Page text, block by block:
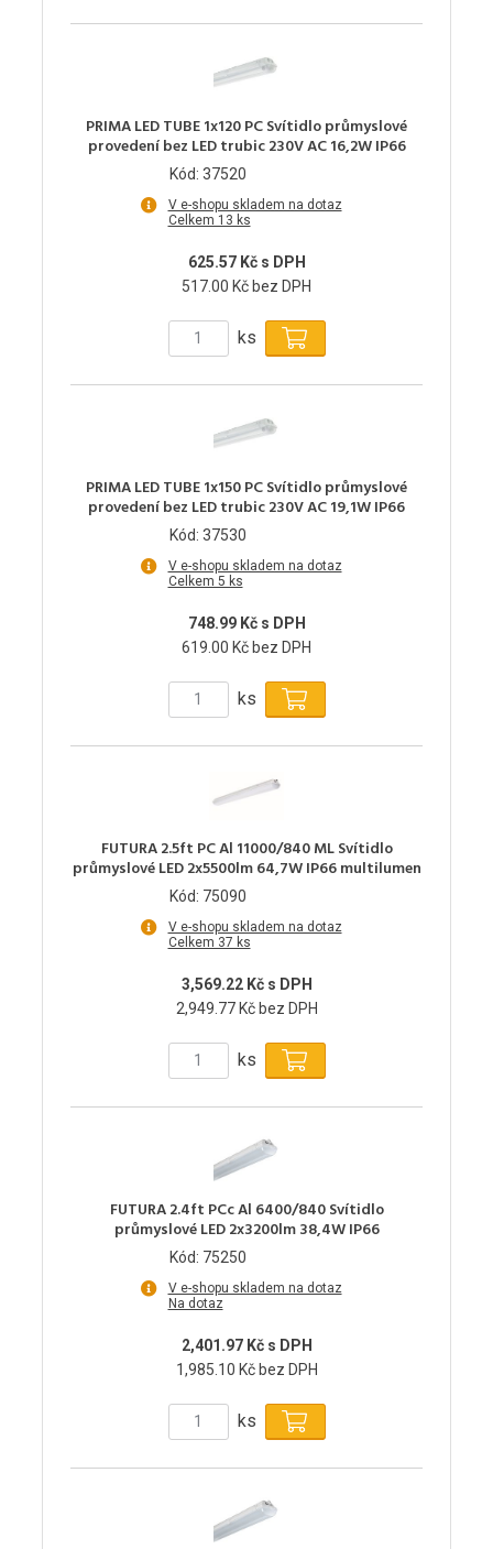
PRIMA LED TUBE 1x120 PC Svítidlo průmyslové
provedení bez LED trubic 230V AC 16,2W IP66
Kód: 37520
V e-shopu skladem na dotaz
Celkem 13 ks
625.57 Kč s DPH
517.00 Kč bez DPH
ks
PRIMA LED TUBE 1x150 PC Svítidlo průmyslové
provedení bez LED trubic 230V AC 19,1W IP66
Kód: 37530
V e-shopu skladem na dotaz
Celkem 5 ks
748.99 Kč s DPH
619.00 Kč bez DPH
ks
FUTURA 2.5ft PC Al 11000/840 ML Svítidlo
průmyslové LED 2x5500lm 64,7W IP66 multilumen
Kód: 75090
V e-shopu skladem na dotaz
Celkem 37 ks
3,569.22 Kč s DPH
2,949.77 Kč bez DPH
ks
FUTURA 2.4ft PCc Al 6400/840 Svítidlo
průmyslové LED 2x3200lm 38,4W IP66
Kód: 75250
V e-shopu skladem na dotaz
Na dotaz
2,401.97 Kč s DPH
1,985.10 Kč bez DPH
ks